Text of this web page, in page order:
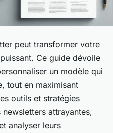
peut transformer votre
Ce guide dévoile
un modèle qui
tout en maximisant
outils et stratégies
attrayantes,
analyser leurs